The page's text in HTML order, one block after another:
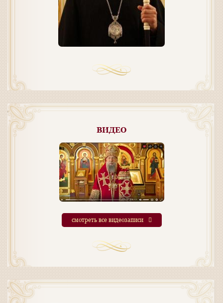
ВИДЕО
смотреть все видеозаписи